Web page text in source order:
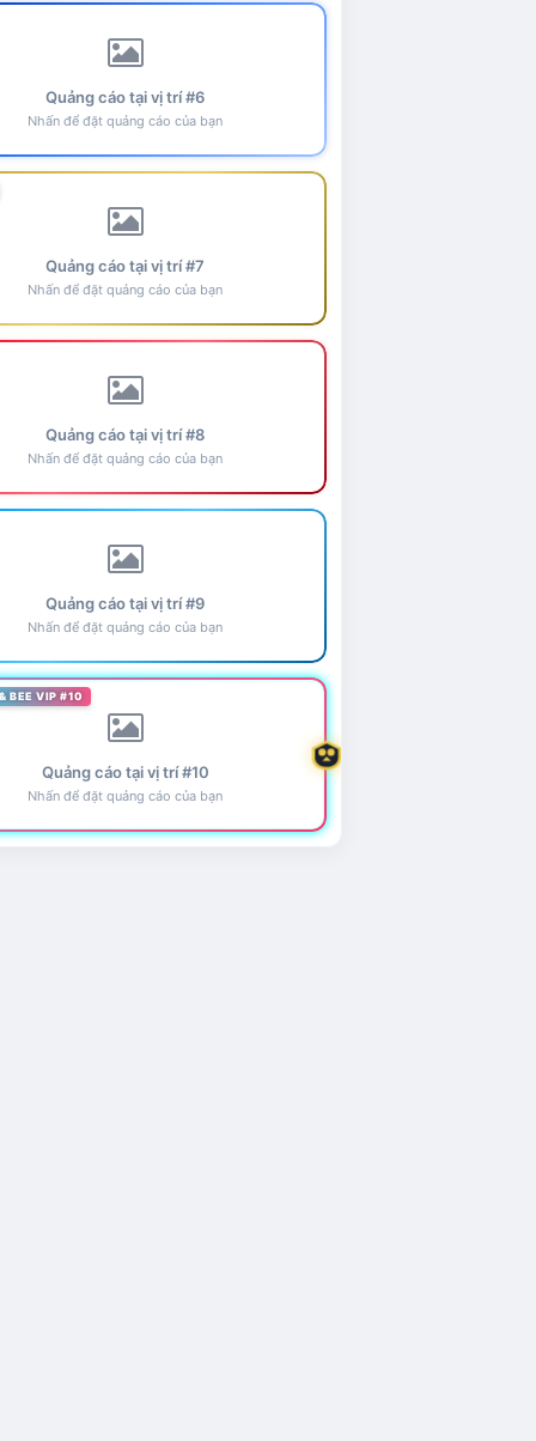
Quảng cáo tại vị trí #6
Nhấn để đặt quảng cáo của bạn
Quảng cáo tại vị trí #7
Nhấn để đặt quảng cáo của bạn
Quảng cáo tại vị trí #8
Nhấn để đặt quảng cáo của bạn
Quảng cáo tại vị trí #9
Nhấn để đặt quảng cáo của bạn
BEE VIP #10
Quảng cáo tại vị trí #10
Nhấn để đặt quảng cáo của bạn